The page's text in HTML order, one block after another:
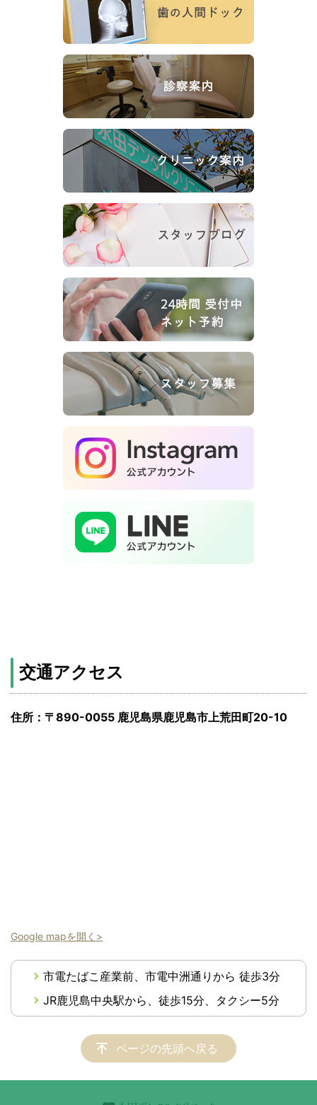
交通アクセス
住所：〒890-0055 鹿児島県鹿児島市上荒田町20-10
Google mapを開く>
市電たばこ産業前、市電中洲通りから 徒歩3分
JR鹿児島中央駅から、徒歩15分、タクシー5分
ページの先頭へ戻る